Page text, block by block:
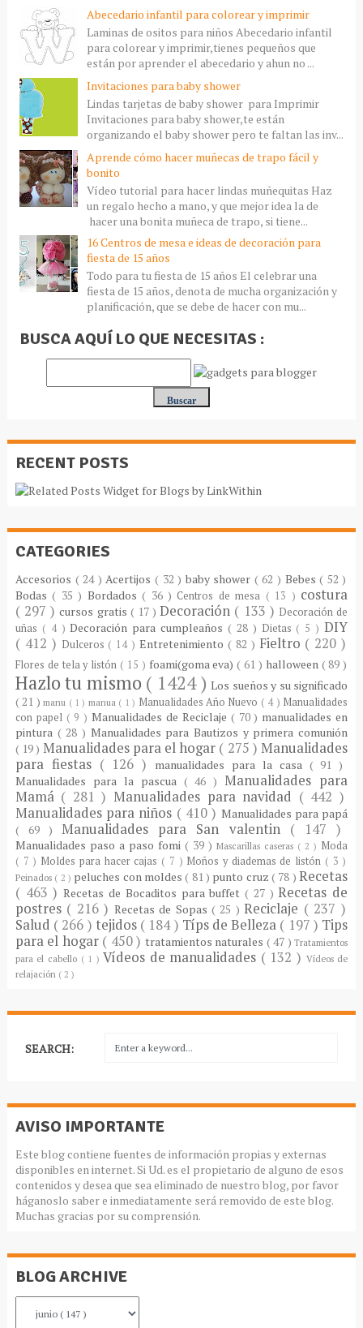
Abecedario infantil para colorear y imprimir
Laminas de ositos para niños Abecedario infantil
para colorear y imprimir,tienes pequeños que
están por aprender el abecedario y ahun no ...
Invitaciones para baby shower
Lindas tarjetas de baby shower para Imprimir
Invitaciones para baby shower,te están
organizando el baby shower pero te faltan las inv...
Aprende cómo hacer muñecas de trapo fácil y
bonito
Vídeo tutorial para hacer lindas muñequitas Haz
un regalo hecho a mano, y que mejor idea la de
hacer una bonita muñeca de trapo, si tiene...
16 Centros de mesa e ideas de decoración para
fiesta de 15 años
Todo para tu fiesta de 15 años El celebrar una
fiesta de 15 años, denota de mucha organización y
planificación, que se debe de hacer con mu...
BUSCA AQUÍ LO QUE NECESITAS :
RECENT POSTS
CATEGORIES
Accesorios ( 24 )Acertijos ( 32 ) baby shower ( 62 ) Bebes( 52 )
Bodas( 35 ) Bordados( 36 ) Centros de mesa ( 13 ) costura
( 297 )cursos gratis ( 17 )Decoración ( 133 ) Decoración de
uñas ( 4 )Decoración para cumpleaños( 28 ) Dietas ( 5 )DIY
( 412 ) Dulceros ( 14 )Entretenimiento ( 82 ) Fieltro ( 220 )
Flores de tela y listón ( 15 ) foami(goma eva)( 61 ) halloween ( 89 )
Hazlo tu mismo ( 1424 )Los sueños y su significado
( 21 )manu ( 1 ) manua ( 1 ) Manualidades Año Nuevo ( 4 ) Manualidades
con papel ( 9 )Manualidades de Reciclaje ( 70 ) manualidades en
pintura ( 28 ) Manualidades para Bautizos y primera comunión
( 19 ) Manualidades para el hogar ( 275 )Manualidades
para fiestas ( 126 ) manualidades para la casa ( 91 )
Manualidades para la pascua ( 46 )Manualidades para
Mamá ( 281 ) Manualidades para navidad ( 442 )
Manualidades para niños ( 410 ) Manualidades para papá
( 69 )Manualidades para San valentin ( 147 )
Manualidades paso a paso fomi ( 39 )Mascarillas caseras ( 2 ) Moda
( 7 ) Moldes para hacer cajas ( 7 ) Moños y diademas de listón ( 3 )
Peinados ( 2 ) peluches con moldes( 81 ) punto cruz( 78 )Recetas
( 463 )Recetas de Bocaditos para buffet( 27 )Recetas de
postres ( 216 ) Recetas de Sopas( 25 )Reciclaje ( 237 )
Salud ( 266 ) tejidos ( 184 ) Típs de Belleza ( 197 ) Tips
para el hogar ( 450 ) tratamientos naturales ( 47 )Tratamientos
para el cabello ( 1 ) Vídeos de manualidades ( 132 ) Vídeos de
relajación ( 2 )
SEARCH:
AVISO IMPORTANTE
Este blog contiene fuentes de información propias y externas
disponibles en internet. Si Ud. es el propietario de alguno de esos
contenidos y desea que sea eliminado de nuestro blog, por favor
háganoslo saber e inmediatamente será removido de este blog.
Muchas gracias por su comprensión.
BLOG ARCHIVE